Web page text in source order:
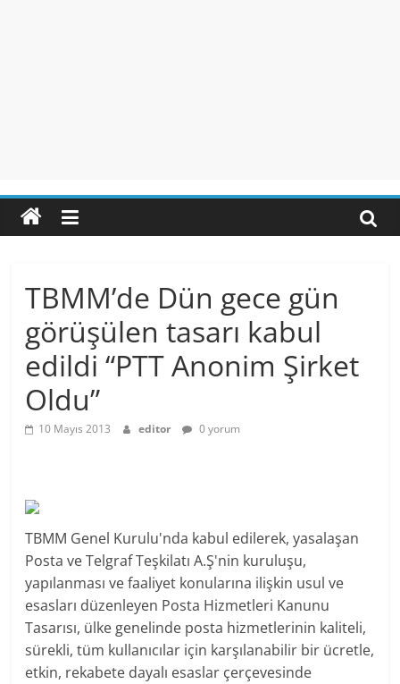
TBMM’de Dün gece gün
görüşülen tasarı kabul
edildi “PTT Anonim Şirket
Oldu”
10 Mayıs 2013 editor 0 yorum
TBMM Genel Kurulu'nda kabul edilerek, yasalaşan
Posta ve Telgraf Teşkilatı A.Ş'nin kuruluşu,
yapılanması ve faaliyet konularına ilişkin usul ve
esasları düzenleyen Posta Hizmetleri Kanunu
Tasarısı, ülke genelinde posta hizmetlerinin kaliteli,
sürekli, tüm kullanıcılar için karşılanabilir bir ücretle,
etkin, rekabete dayalı esaslar çerçevesinde